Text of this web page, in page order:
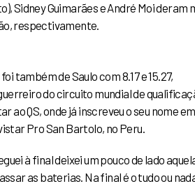
Sidney Guimarães e André Moi deram
respectivamente.
também de Saulo com 8.17 e 15.27,
do circuito mundial de
QS, onde já inscreveu o seu nome em
Pro San Bartolo, no Peru.
à final deixei um pouco de lado
as baterias. Na final é o tudo ou